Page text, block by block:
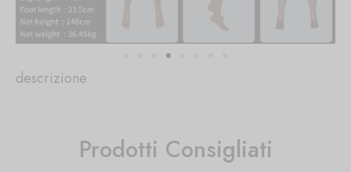
descrizione
Prodotti Consigliati